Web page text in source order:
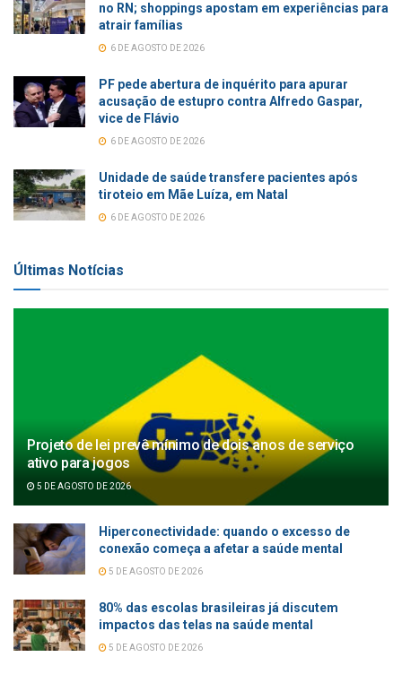
no RN; shoppings apostam em experiências para
atrair famílias
6 DE AGOSTO DE 2026
PF pede abertura de inquérito para apurar
acusação de estupro contra Alfredo Gaspar,
vice de Flávio
6 DE AGOSTO DE 2026
Unidade de saúde transfere pacientes após
tiroteio em Mãe Luíza, em Natal
6 DE AGOSTO DE 2026
Últimas Notícias
Projeto de lei prevê mínimo de dois anos de serviço
ativo para jogos
5 DE AGOSTO DE 2026
Hiperconectividade: quando o excesso de
conexão começa a afetar a saúde mental
5 DE AGOSTO DE 2026
80% das escolas brasileiras já discutem
impactos das telas na saúde mental
5 DE AGOSTO DE 2026